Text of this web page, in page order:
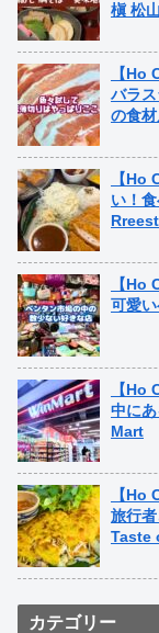
槇 松
【Ho
バラ
の食
【Ho
い！
【Ho
可愛
【Ho
中に
Mart
【Ho
旅行
Taste
カテゴリー